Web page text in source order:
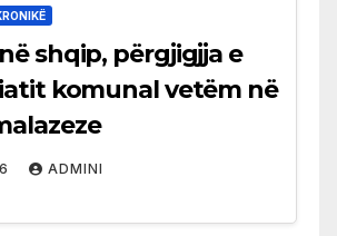
shqip, përgjigjja e
komunal vetëm në
ADMINI